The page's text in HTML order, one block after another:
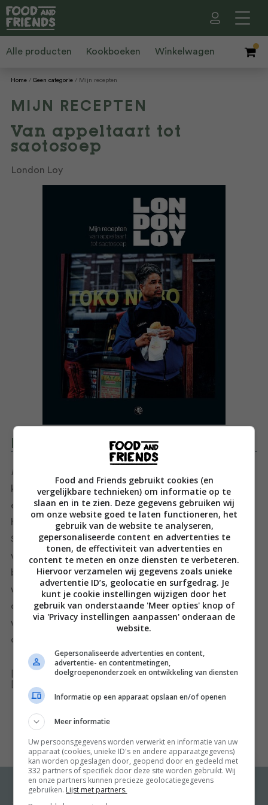
Alle producten Kookboeken Winkelwagen
Home Geen categorie Mijn recepten
MIJN RECEPTEN
Van appeltaart tot
saotosoep
London Loy
Productomschrijving
Mijn recepten – Van appeltaart tot saotosoep
kok London Loy (1974) zindert van de liefde voor koken
en eten. Met oog voor traditie en trots als
hoofdingrediënt creëert London recepten waarbij
Surinaamse smaken en ingrediënten de boventoon
voeren – maar dan wel
the London way. Denk aan
bakkeljauwbrandade, scotchbonnetpesto en
wentelteefjes met bakbanaan. Natuurlijk ontbreken
ook de eerste hulp en de ongeëvenaarde saotosoep
van zijn moeder niet. Kortom: recepten met een ziel,
om met zo veel mogelijk mensen te delen.
[ywfbt_form product_id="22855"]
Food and Friends gebruikt cookies (en
vergelijkbare technieken) om informatie op te
slaan en in te zien. Deze gegevens gebruiken wij
om onze website goed te laten functioneren, het
gebruik van de website te analyseren,
gepersonaliseerde content en advertenties te
tonen, de effectiviteit van advertenties en
content te meten en onze diensten te verbeteren.
Hiervoor verzamelen wij gegevens zoals unieke
advertentie ID’s, geolocatie en surfgedrag. Je
kunt je cookie instellingen wijzigen door het
gebruik van onderstaande 'Meer opties' knop of
via 'Privacy instellingen aanpassen' onderaan de
website.
Gepersonaliseerde advertenties en content,
advertentie- en contentmetingen,
doelgroepenonderzoek en ontwikkeling van diensten
Informatie op een apparaat opslaan en/of openen
Meer informatie
Uw persoonsgegevens worden verwerkt en informatie van uw
apparaat (cookies, unieke ID's en andere apparaatgegevens)
kan worden opgeslagen door, geopend door en gedeeld met
332 partners of specifiek door deze site worden gebruikt. Wij
en onze partners kunnen precieze geolocatiegegevens
gebruiken. Lijst met partners.